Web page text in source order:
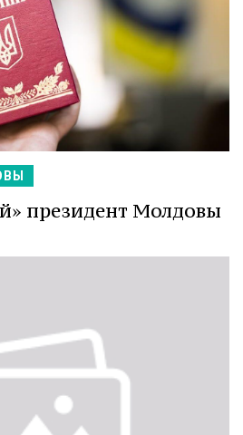
президент Молдовы